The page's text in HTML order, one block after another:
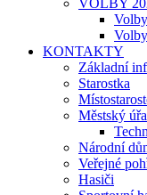
VOLBY
KONTAKTY
Základní
Starostka
Městský
Národní
Veřejné
Hasiči